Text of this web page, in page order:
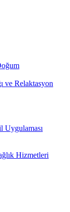
ve Relaktasyon
Uygulaması
Hizmetleri